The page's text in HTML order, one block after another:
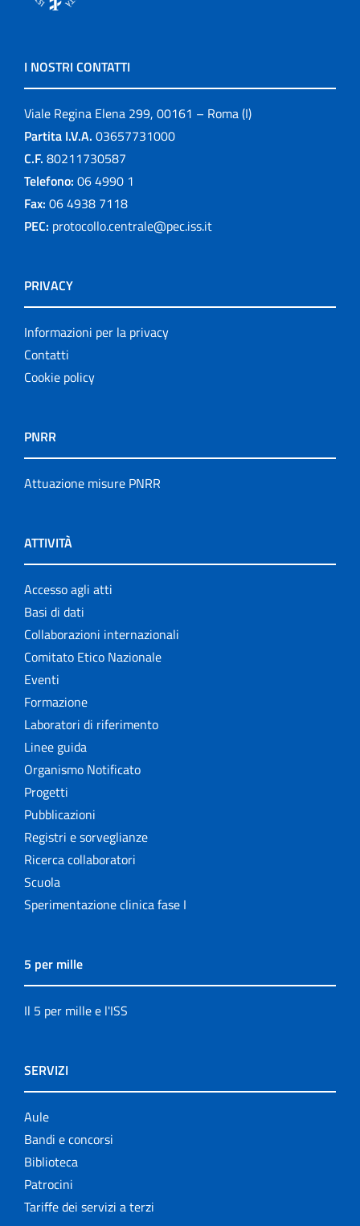
I NOSTRI CONTATTI
Viale Regina Elena 299, 00161 – Roma (I)
Partita I.V.A. 03657731000
C.F. 80211730587
Telefono: 06 4990 1
Fax: 06 4938 7118
PEC: protocollo.centrale@pec.iss.it
PRIVACY
Informazioni per la privacy
Contatti
Cookie policy
PNRR
Attuazione misure PNRR
ATTIVITÀ
Accesso agli atti
Basi di dati
Collaborazioni internazionali
Comitato Etico Nazionale
Eventi
Formazione
Laboratori di riferimento
Linee guida
Organismo Notificato
Progetti
Pubblicazioni
Registri e sorveglianze
Ricerca collaboratori
Scuola
Sperimentazione clinica fase I
5 per mille
Il 5 per mille e l'ISS
SERVIZI
Aule
Bandi e concorsi
Biblioteca
Patrocini
Tariffe dei servizi a terzi